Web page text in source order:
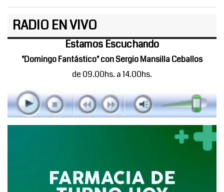
RADIO EN VIVO
Estamos Escuchando
"Domingo Fantástico" con Sergio Mansilla Ceballos
de 09.00hs. a 14.00hs.